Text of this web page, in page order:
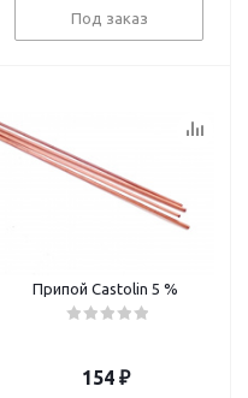
Под заказ
Припой Castolin 5 %
154₽